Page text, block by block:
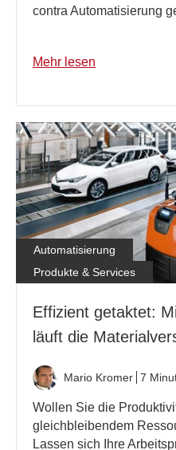
contra Automatisierung
Mehr lesen
Automatisierung
Produkte & Services
Effizient getaktet:
läuft die
Mario Kromer 7
Wollen Sie die
gleichbleibendem
Lassen sich Ihre